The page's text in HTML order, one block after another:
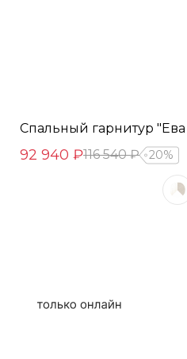
Спальный гарнитур "Ева
92 940 ₽116 540 ₽ 20%